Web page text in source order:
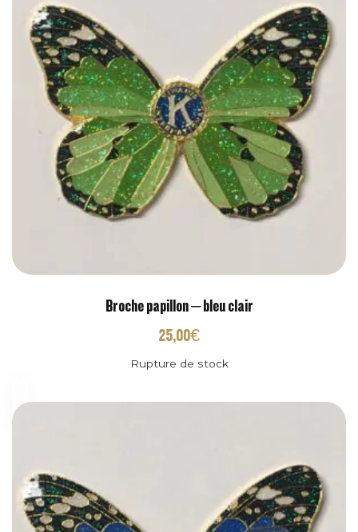
Broche papillon – bleu clair
25,00€
Rupture de stock